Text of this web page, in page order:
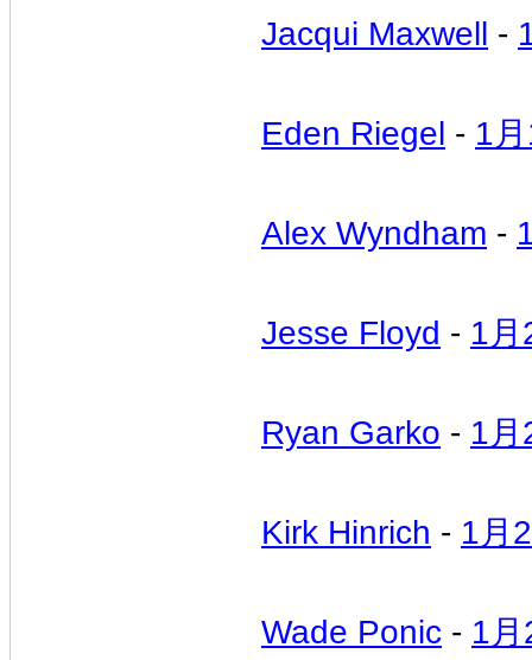
Jacqui Maxwell -
Eden Riegel - 1
Alex Wyndham -
Jesse Floyd - 1月
Ryan Garko - 1月
Kirk Hinrich - 1月
Wade Ponic - 1